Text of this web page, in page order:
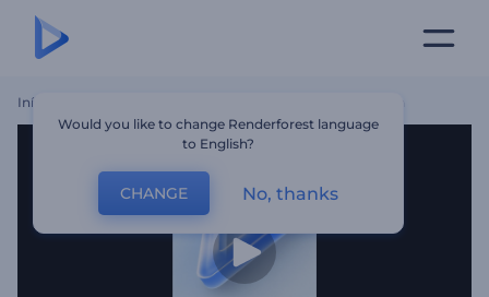
Início
Would you like to change Renderforest language
to English?
CHANGE No, thanks